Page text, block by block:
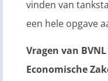
vinden van
een hele opgave
Vragen van
Economische